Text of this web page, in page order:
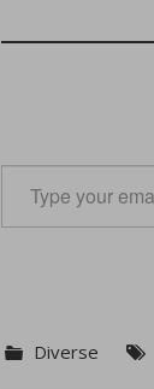
email…
Diverse